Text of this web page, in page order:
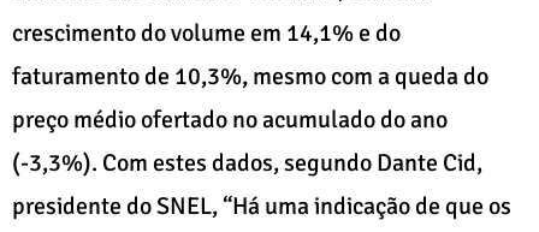
crescimento do volume em 14,1% e do
faturamento de 10,3%, mesmo com a queda do
preço médio ofertado no acumulado do ano
(-3,3%). Com estes dados, segundo Dante Cid,
presidente do SNEL, “Há uma indicação de que os